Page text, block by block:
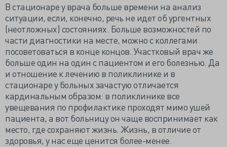
В стационаре у врача больше времени на анализ
ситуации, если, конечно, речь не идет об ургентных
(неотложных) состояниях. Больше возможностей по
части диагностики на месте, можно с коллегами
посоветоваться в конце концов. Участковый врач же
больше один на один с пациентом и его болезнью. Да
и отношение к лечению в поликлинике и в
стационаре у больных зачастую отличается
кардинальным образом: в поликлинике все
увещевания по профилактике проходят мимо ушей
пациента, а вот больницу он чаще воспринимает как
место, где сохраняют жизнь. Жизнь, в отличие от
здоровья, у нас еще ценится более-менее.